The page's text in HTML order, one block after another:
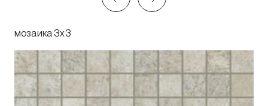
мозаика 3x3